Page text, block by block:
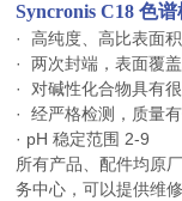
Syncronis C18 色谱
· 高纯度、高比表面
· 两次封端，表面覆
· 对碱性化合物具有
· 经严格检测，质量
· pH 稳定范围 2-9
所有产品、配件均原
务中心，可以提供维